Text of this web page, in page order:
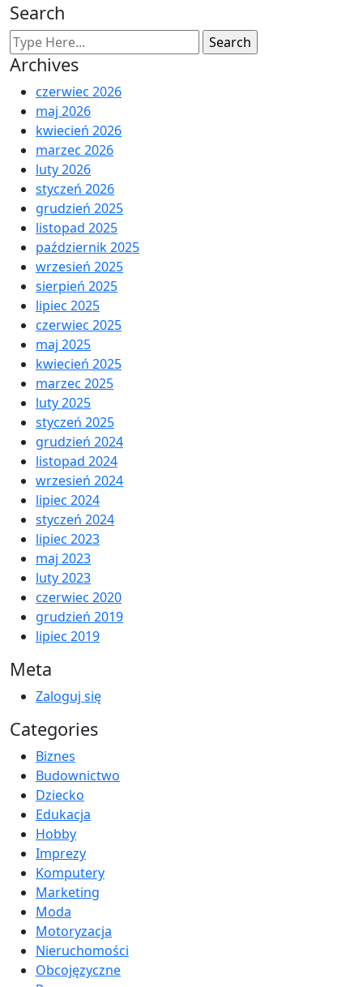
Search
Archives
czerwiec 2026
maj 2026
kwiecień 2026
marzec 2026
luty 2026
styczeń 2026
grudzień 2025
listopad 2025
październik 2025
wrzesień 2025
sierpień 2025
lipiec 2025
czerwiec 2025
maj 2025
kwiecień 2025
marzec 2025
luty 2025
styczeń 2025
grudzień 2024
listopad 2024
wrzesień 2024
lipiec 2024
styczeń 2024
lipiec 2023
maj 2023
luty 2023
czerwiec 2020
grudzień 2019
lipiec 2019
Meta
Zaloguj się
Categories
Biznes
Budownictwo
Dziecko
Edukacja
Hobby
Imprezy
Komputery
Marketing
Moda
Motoryzacja
Nieruchomości
Obcojęzyczne